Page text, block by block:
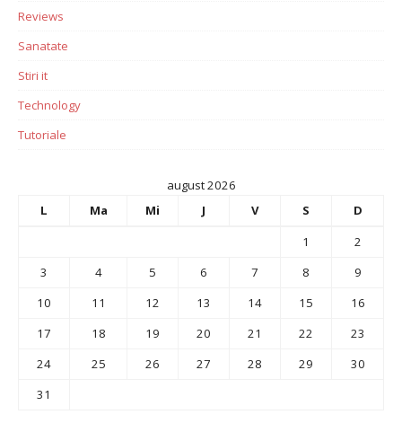
Reviews
Sanatate
Stiri it
Technology
Tutoriale
august 2026
L
Ma Mi J V S
D
1
2
3
4 5 6 7 8
9
10
11 12 13 14 15
16
17
18 19 20 21 22
23
24
25 26 27 28 29
30
31